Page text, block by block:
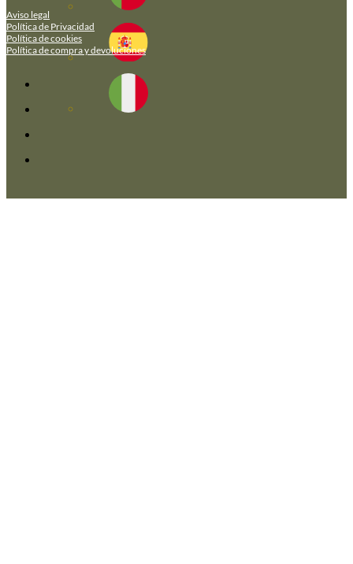
Aviso legal
Política de Privacidad
Política de cookies
Política de compra y devoluciones